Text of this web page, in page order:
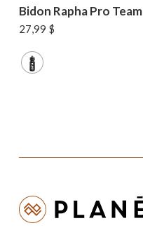
Bidon Rapha Pro Team
27,99 $